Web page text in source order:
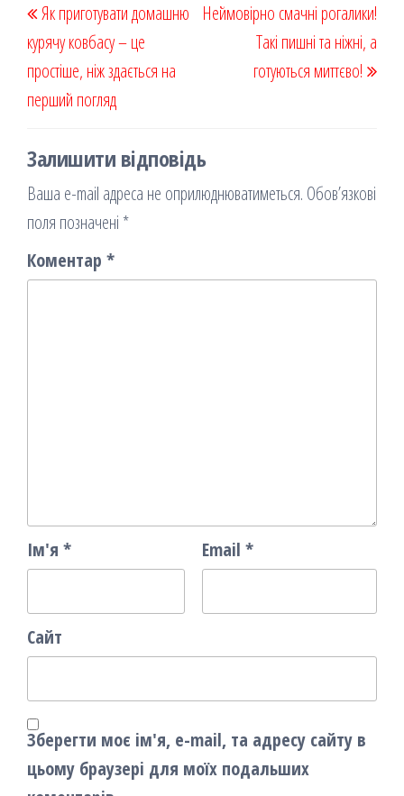
k on ис
записів
записЯк приготувати домашню
курячу ковбасу – це
простіше, ніж здається на
перший погляд
Неймовірно смачні рогалики!
Такі пишні та ніжні, а
готуються миттєво!
Залишити відповідь
Ваша e-mail адреса не оприлюднюватиметься. Обов’язкові
поля позначені *
Коментар *
Ім'я * Email *
Сайт
Зберегти моє ім'я, e-mail, та адресу сайту в
цьому браузері для моїх подальших